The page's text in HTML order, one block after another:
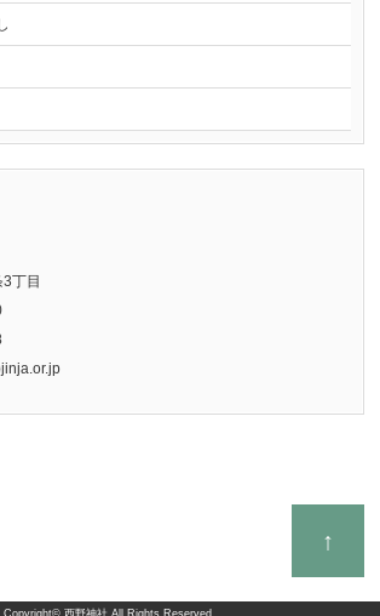
丁目
↑
Copyright© 西野神社 All Rights Reserved.